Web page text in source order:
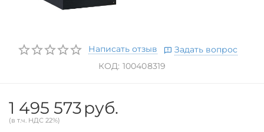
Написать отзыв
Задать вопрос
КОД: 100408319
1 495 573руб.
(в т.ч. НДС 22%)